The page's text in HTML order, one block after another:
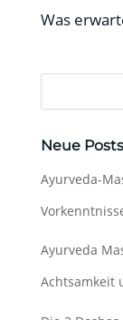
Was
Neue Posts
Ayurveda-
Ayurveda
Achtsamkeit